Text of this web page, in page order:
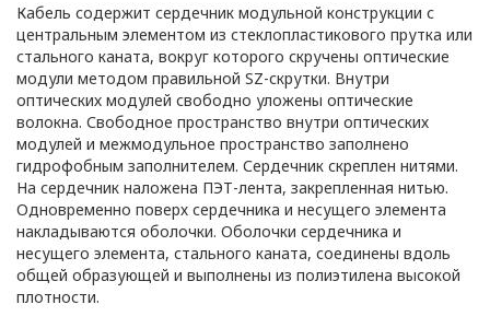
Кабель содержит сердечник модульной конструкции с
центральным элементом из стеклопластикового прутка или
стального каната, вокруг которого скручены оптические
модули методом правильной SZ-скрутки. Внутри
оптических модулей свободно уложены оптические
волокна. Свободное пространство внутри оптических
модулей и межмодульное пространство заполнено
гидрофобным заполнителем. Сердечник скреплен нитями.
На сердечник наложена ПЭТ-лента, закрепленная нитью.
Одновременно поверх сердечника и несущего элемента
накладываются оболочки. Оболочки сердечника и
несущего элемента, стального каната, соединены вдоль
общей образующей и выполнены из полиэтилена высокой
плотности.